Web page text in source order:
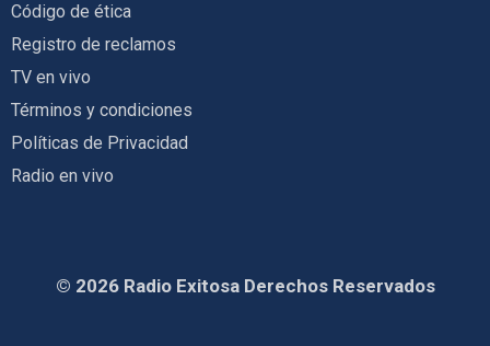
Código de ética
Registro de reclamos
TV en vivo
Términos y condiciones
Políticas de Privacidad
Radio en vivo
© 2026 Radio Exitosa Derechos Reservados